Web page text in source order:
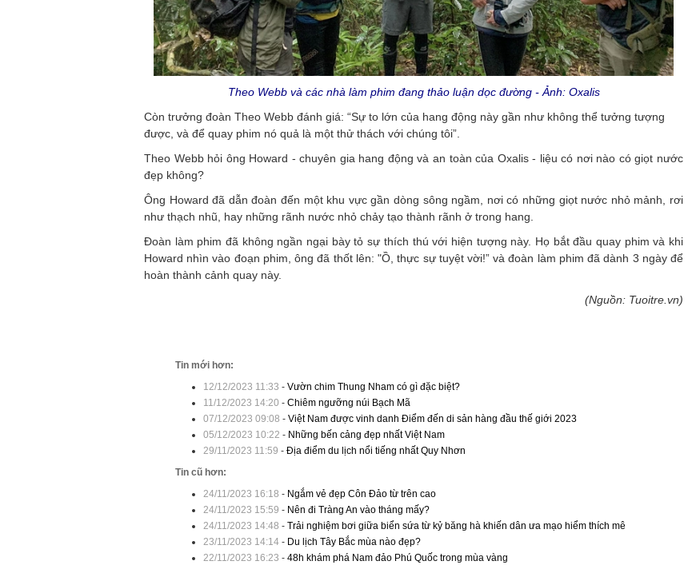
Theo Webb và các nhà làm phim đang thảo luận dọc đường - Ảnh: Oxalis
Còn trưởng đoàn Theo Webb đánh giá: “Sự to lớn của hang động này gần như không thể tưởng tượng
được, và để quay phim nó quả là một thử thách với chúng tôi”.
Theo Webb hỏi ông Howard - chuyên gia hang động và an toàn của Oxalis - liệu có nơi nào có giọt nước
đẹp không?
Ông Howard đã dẫn đoàn đến một khu vực gần dòng sông ngầm, nơi có những giọt nước nhỏ mảnh, rơi
như thạch nhũ, hay những rãnh nước nhỏ chảy tạo thành rãnh ở trong hang.
Đoàn làm phim đã không ngần ngại bày tỏ sự thích thú với hiện tượng này. Họ bắt đầu quay phim và khi
Howard nhìn vào đoạn phim, ông đã thốt lên: "Ồ, thực sự tuyệt vời!” và đoàn làm phim đã dành 3 ngày để
hoàn thành cảnh quay này.
(Nguồn: Tuoitre.vn)
Tin mới hơn:
12/12/2023 11:33 - Vườn chim Thung Nham có gì đặc biệt?
11/12/2023 14:20 - Chiêm ngưỡng núi Bạch Mã
07/12/2023 09:08 - Việt Nam được vinh danh Điểm đến di sản hàng đầu thế giới 2023
05/12/2023 10:22 - Những bến cảng đẹp nhất Việt Nam
29/11/2023 11:59 - Địa điểm du lịch nổi tiếng nhất Quy Nhơn
Tin cũ hơn:
24/11/2023 16:18 - Ngắm vẻ đẹp Côn Đảo từ trên cao
24/11/2023 15:59 - Nên đi Tràng An vào tháng mấy?
24/11/2023 14:48 - Trải nghiệm bơi giữa biển sứa từ kỷ băng hà khiến dân ưa mạo hiểm thích mê
23/11/2023 14:14- Du lịch Tây Bắc mùa nào đẹp?
22/11/2023 16:23 - 48h khám phá Nam đảo Phú Quốc trong mùa vàng